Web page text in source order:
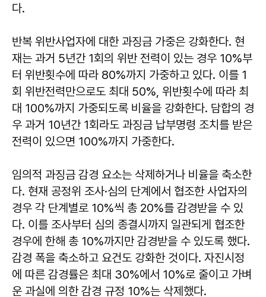
다.
반복 위반사업자에 대한 과징금 가중은 강화한다. 현
재는 과거 5년간 1회의 위반 전력이 있는 경우 10%부
터 위반횟수에 따라 80%까지 가중하고 있다. 이를 1
회 위반전력만으로도 최대 50%, 위반횟수에 따라 최
대 100%까지 가중되도록 비율을 강화한다. 담합의 경
우 과거 10년간 1회라도 과징금 납부명령 조치를 받은
전력이 있으면 100%까지 가중한다.
임의적 과징금 감경 요소는 삭제하거나 비율을 축소한
다. 현재 공정위 조사·심의 단계에서 협조한 사업자의
경우 각 단계별로 10%씩 총 20%를 감경받을 수 있
다. 이를 조사부터 심의 종결시까지 일관되게 협조한
경우에 한해 총 10%까지만 감경받을 수 있도록 했다.
감경 폭을 축소하고 요건도 강화한 것이다. 자진시정
에 따른 감경률은 최대 30%에서 10%로 줄이고 가벼
운 과실에 의한 감경 규정 10%는 삭제했다.